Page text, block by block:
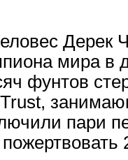
Дерек
мира в
фунтов
пари